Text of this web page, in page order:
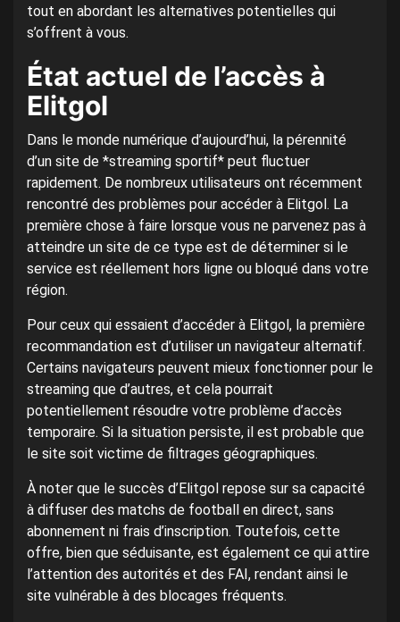
tout en abordant les alternatives potentielles qui
s’offrent à vous.
État actuel de l’accès à
Elitgol
Dans le monde numérique d’aujourd’hui, la pérennité
d’un site de *streaming sportif* peut fluctuer
rapidement. De nombreux utilisateurs ont récemment
rencontré des problèmes pour accéder à Elitgol. La
première chose à faire lorsque vous ne parvenez pas à
atteindre un site de ce type est de déterminer si le
service est réellement hors ligne ou bloqué dans votre
région.
Pour ceux qui essaient d’accéder à Elitgol, la première
recommandation est d’utiliser un navigateur alternatif.
Certains navigateurs peuvent mieux fonctionner pour le
streaming que d’autres, et cela pourrait
potentiellement résoudre votre problème d’accès
temporaire. Si la situation persiste, il est probable que
le site soit victime de filtrages géographiques.
À noter que le succès d’Elitgol repose sur sa capacité
à diffuser des matchs de football en direct, sans
abonnement ni frais d’inscription. Toutefois, cette
offre, bien que séduisante, est également ce qui attire
l’attention des autorités et des FAI, rendant ainsi le
site vulnérable à des blocages fréquents.